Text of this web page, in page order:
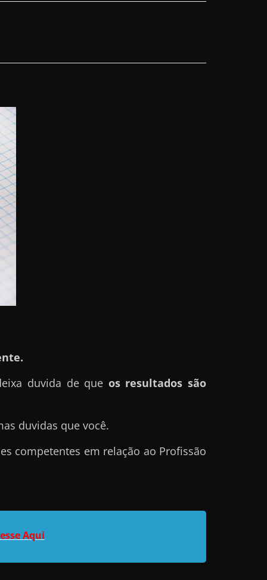
duvida de que os resultados são
duvidas que você.
competentes em relação ao Profissão
Aqui